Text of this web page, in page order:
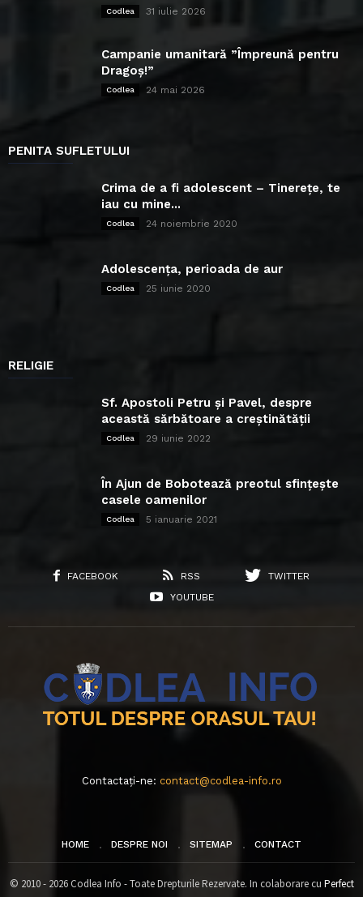
Codlea 31 iulie 2026
Campanie umanitară ”Împreună pentru
Dragoș!”
Codlea 24 mai 2026
PENITA SUFLETULUI
Crima de a fi adolescent – Tinerețe, te
iau cu mine...
Codlea 24 noiembrie 2020
Adolescența, perioada de aur
Codlea 25 iunie 2020
RELIGIE
Sf. Apostoli Petru și Pavel, despre
această sărbătoare a creștinătății
Codlea 29 iunie 2022
În Ajun de Bobotează preotul sfințește
casele oamenilor
Codlea 5 ianuarie 2021
FACEBOOK RSS
TWITTER
YOUTUBE
Contactați-ne: contact@codlea-info.ro
HOME DESPRE NOI SITEMAP CONTACT
© 2010 - 2026 Codlea Info - Toate Drepturile Rezervate. In colaborare cu Perfect